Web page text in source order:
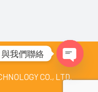
CO., LTD.
與我們聯絡
Open
chaty